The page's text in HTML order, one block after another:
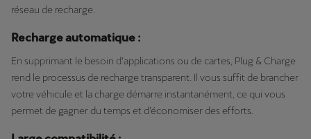
réseau de recharge.
Recharge automatique :
En supprimant le besoin d’applications ou de cartes, Plug & Charge
rend le processus de recharge transparent. Il vous suffit de brancher
votre véhicule et la charge démarre instantanément, ce qui vous
permet de gagner du temps et d’économiser des efforts.